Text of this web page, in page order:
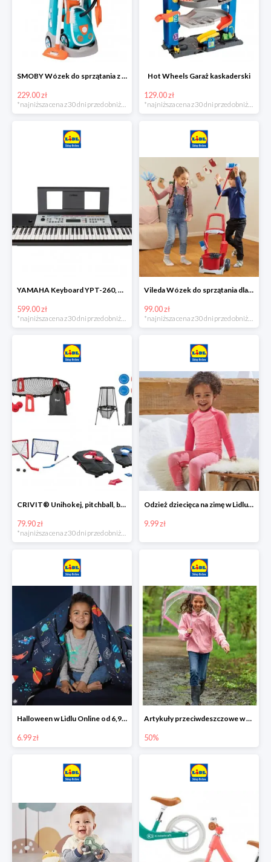
SMOBY Wózek do sprzątania z odkurzaczem
229.00 zł
Hot Wheels Garaż kaskaderski
129.00 zł
YAMAHA Keyboard YPT-260, 61 klawiszy
599.00 zł
*najniższa cena z 30 dni przed obniżką
Vileda Wózek do sprzątania dla dzieci
99.00 zł
*najniższa cena z 30 dni przed obniżką
CRIVIT® Unihokej, pitchball, bean bag lub disc golf
79.90 zł
Odzież dziecięca na zimę w Lidlu Online od 9,99 zł
9.99 zł
Halloween w Lidlu Online od 6,99 zł
6.99 zł
Artykuły przeciwdeszczowe w Lodilu Online do -50%
50%